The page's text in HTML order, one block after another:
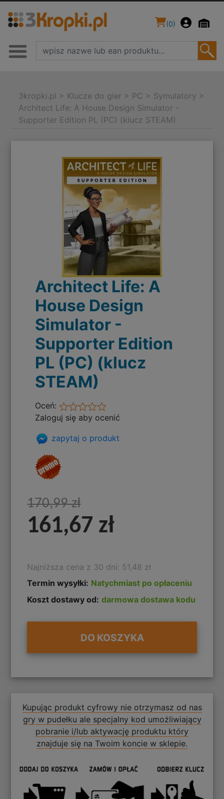
(0)
3kropki.pl > Klucze do gier > PC > Symulatory >
Architect Life: A House Design Simulator -
Supporter Edition PL (PC) (klucz STEAM)
Architect Life: A
House Design
Simulator -
Supporter Edition
PL (PC) (klucz
STEAM)
Oceń:
Zaloguj się aby ocenić
zapytaj o produkt
170,99 zł
161,67 zł
Najniższa cena z 30 dni: 51,48 zł
Termin wysyłki: Natychmiast po opłaceniu
Koszt dostawy od: darmowa dostawa kodu
DO KOSZYKA
Kupując produkt cyfrowy nie otrzymasz od nas
gry w pudełku ale specjalny kod umożliwiający
pobranie i/lub aktywację produktu który
znajduje się na Twoim koncie w sklepie.